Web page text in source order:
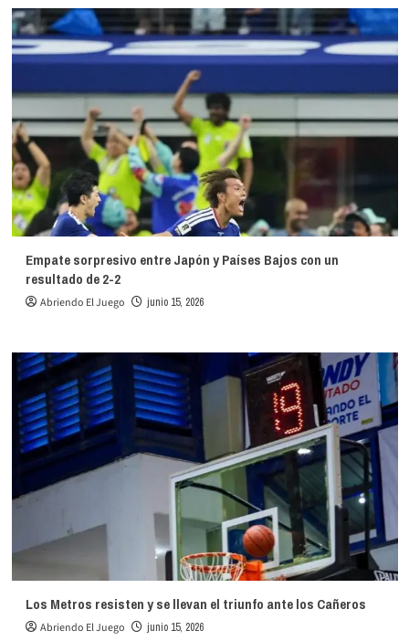
Empate sorpresivo entre Japón y Países Bajos con un
resultado de 2-2
Abriendo El Juego junio 15, 2026
Los Metros resisten y se llevan el triunfo ante los Cañeros
Abriendo El Juego junio 15, 2026